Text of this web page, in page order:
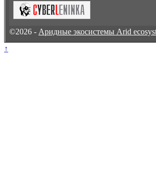
©2026 - Аридные экосистемы Arid
↑